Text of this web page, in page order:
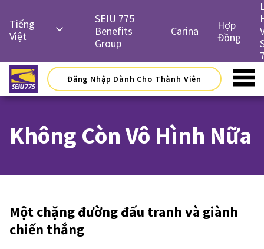
content
Tiếng
Việt
Русский
Español
文
SEIU 775
Benefits
Group
Carina
Hợp
Đồng
Đăng Nhập Dành Cho Thành Viên
Không Còn Vô Hình Nữa
Một chặng đường đấu tranh và giành
chiến thắng